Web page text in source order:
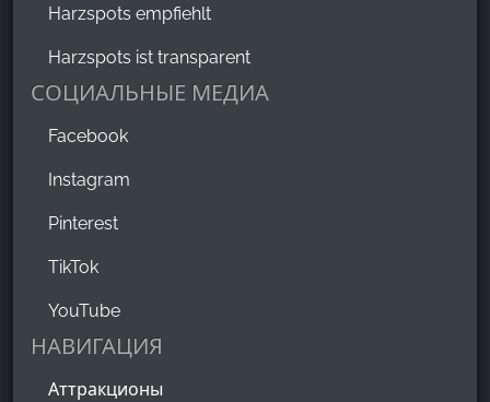
Harzspots empfiehlt
Harzspots ist transparent
СОЦИАЛЬНЫЕ МЕДИА
Facebook
Instagram
Pinterest
TikTok
YouTube
НАВИГАЦИЯ
Аттракционы